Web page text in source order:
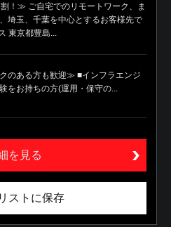
！≫ ご自宅でのリモートワーク、ま
埼玉、千葉を中心とするお客様先で
東京都豊島...
のある方も歓迎≫ ■インフラエンジ
をお持ちの方(運用・保守の...
を見る
ストに保存